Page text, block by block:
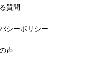
質問
シーポリシー
声